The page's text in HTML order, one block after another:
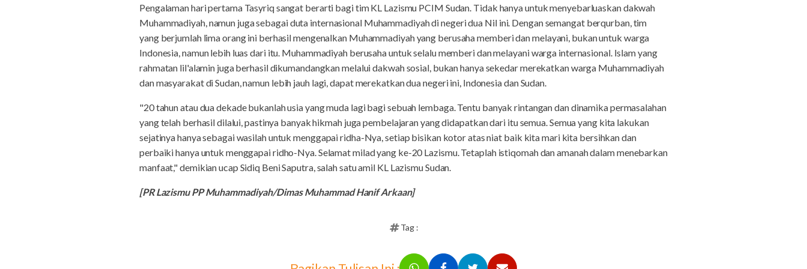
Pengalaman hari pertama Tasyriq sangat berarti bagi tim KL Lazismu PCIM Sudan. Tidak hanya untuk menyebarluaskan dakwah
Muhammadiyah, namun juga sebagai duta internasional Muhammadiyah di negeri dua Nil ini. Dengan semangat berqurban, tim
yang berjumlah lima orang ini berhasil mengenalkan Muhammadiyah yang berusaha memberi dan melayani, bukan untuk warga
Indonesia, namun lebih luas dari itu. Muhammadiyah berusaha untuk selalu memberi dan melayani warga internasional. Islam yang
rahmatan lil'alamin juga berhasil dikumandangkan melalui dakwah sosial, bukan hanya sekedar merekatkan warga Muhammadiyah
dan masyarakat di Sudan, namun lebih jauh lagi, dapat merekatkan dua negeri ini, Indonesia dan Sudan.
"20 tahun atau dua dekade bukanlah usia yang muda lagi bagi sebuah lembaga. Tentu banyak rintangan dan dinamika permasalahan
yang telah berhasil dilalui, pastinya banyak hikmah juga pembelajaran yang didapatkan dari itu semua. Semua yang kita lakukan
sejatinya hanya sebagai wasilah untuk menggapai ridha-Nya, setiap bisikan kotor atas niat baik kita mari kita bersihkan dan
perbaiki hanya untuk menggapai ridho-Nya. Selamat milad yang ke-20 Lazismu. Tetaplah istiqomah dan amanah dalam menebarkan
manfaat," demikian ucap Sidiq Beni Saputra, salah satu amil KL Lazismu Sudan.
[PR Lazismu PP Muhammadiyah/Dimas Muhammad Hanif Arkaan]
Tag :